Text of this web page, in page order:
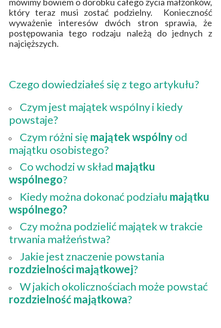
który teraz musi zostać podzielny. Konieczność
wyważenie interesów dwóch stron sprawia, że
postępowania tego rodzaju należą do jednych z
najcięższych.
Czego dowiedziałeś się z tego artykułu?
Czym jest majątek wspólny i kiedy
powstaje?
Czym różni się majątek wspólnyod
majątku osobistego?
Co wchodzi w skład majątku
wspólnego?
Kiedy można dokonać podziału majątku
wspólnego?
Czy można podzielić majątek w trakcie
trwania małżeństwa?
Jakie jest znaczenie powstania
rozdzielności majątkowej?
W jakich okolicznościach może powstać
rozdzielność majątkowa?